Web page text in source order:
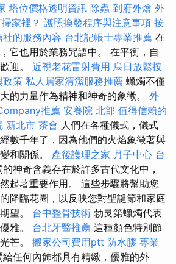
塔位價格透明資訊 除蟲 到府外燴 外
家裡？ 護照換發程序與注意事項 按
社的服務內容 台北記帳士專業推薦 在
它也用於業務咒語中。 在平衡，自
迎。 近視老花雷射費用 烏日放鬆按
政策 私人居家清潔服務推薦 蠟燭不僅
的力量作為精神和神奇的象徵。 外
推薦 安養院 北部 值得信賴的
新北市 茶會 人們在各種儀式，儀式
數千年了，因為他們的火焰象徵著與
和關係。 產後護理之家 月子中心 台
的神奇含義存在於許多古代文化中，
起著重要作用。 這些步驟將幫助您
降臨花圈，以反映您對聖誕節和家庭
望。 台中整骨技術 勃艮第蠟燭代表
雅。 台北牙醫推薦 這種顏色特別節
芒。 搬家公司費用ptt 防水膠 專業
給任何內飾都具有精緻，優雅的外